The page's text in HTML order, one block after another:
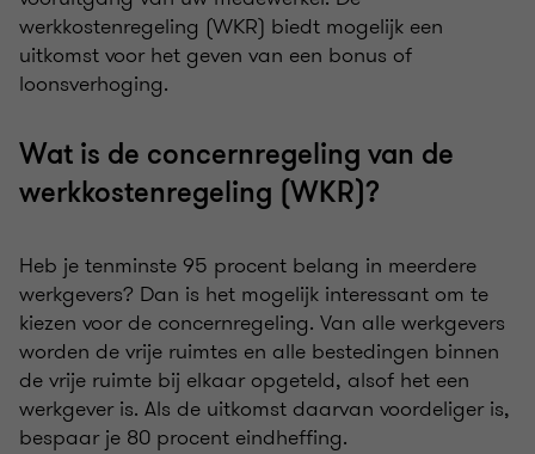
werkkostenregeling (WKR) biedt mogelijk een
uitkomst voor het geven van een bonus of
loonsverhoging.
Wat is de concernregeling van de
werkkostenregeling (WKR)?
Heb je tenminste 95 procent belang in meerdere
werkgevers? Dan is het mogelijk interessant om te
kiezen voor de concernregeling. Van alle werkgevers
worden de vrije ruimtes en alle bestedingen binnen
de vrije ruimte bij elkaar opgeteld, alsof het een
werkgever is. Als de uitkomst daarvan voordeliger is,
bespaar je 80 procent eindheffing.